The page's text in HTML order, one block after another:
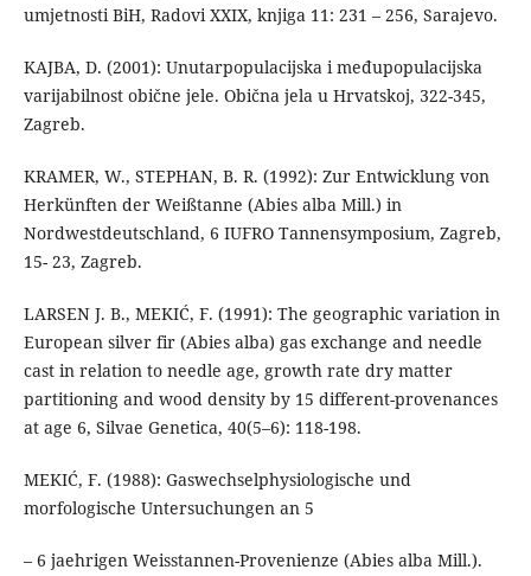
umjetnosti BiH, Radovi XXIX, knjiga 11: 231 – 256, Sarajevo.
KAJBA, D. (2001): Unutarpopulacijska i međupopulacijska
varijabilnost obične jele. Obična jela u Hrvatskoj, 322-345,
Zagreb.
KRAMER, W., STEPHAN, B. R. (1992): Zur Entwicklung von
Herkünften der Weißtanne (Abies alba Mill.) in
Nordwestdeutschland, 6 IUFRO Tannensymposium, Zagreb,
15- 23, Zagreb.
LARSEN J. B., MEKIĆ, F. (1991): The geographic variation in
European silver fir (Abies alba) gas exchange and needle
cast in relation to needle age, growth rate dry matter
partitioning and wood density by 15 different-provenances
at age 6, Silvae Genetica, 40(5–6): 118-198.
MEKIĆ, F. (1988): Gaswechselphysiologische und
morfologische Untersuchungen an 5
– 6 jaehrigen Weisstannen-Provenienze (Abies alba Mill.).